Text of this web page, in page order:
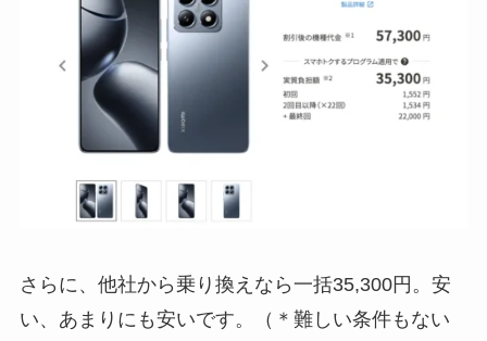
さらに、他社から乗り換えなら一括35,300円。安
い、あまりにも安いです。（＊難しい条件もない